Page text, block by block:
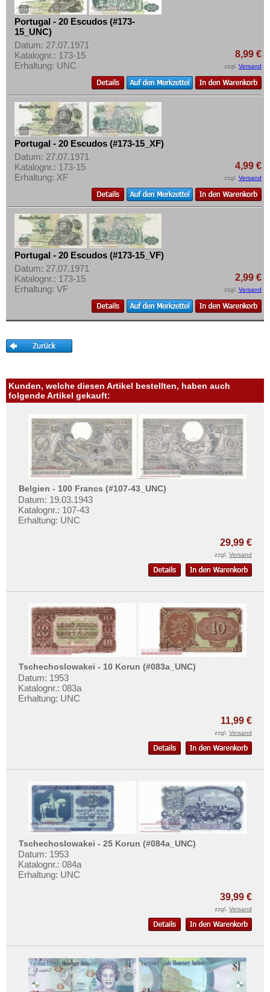
Portugal - 20 Escudos (#173-
15_UNC)
Datum: 27.07.1971
Katalognr.: 173-15
Erhaltung: UNC
8,99 €
zzgl. Versand
Portugal - 20 Escudos (#173-15_XF)
Datum: 27.07.1971
Katalognr.: 173-15
Erhaltung: XF
4,99 €
zzgl. Versand
Portugal - 20 Escudos (#173-15_VF)
Datum: 27.07.1971
Katalognr.: 173-15
Erhaltung: VF
2,99 €
zzgl. Versand
Kunden, welche diesen Artikel bestellten, haben auch
folgende Artikel gekauft:
Belgien - 100 Francs (#107-43_UNC)
Datum: 19.03.1943
Katalognr.: 107-43
Erhaltung: UNC
29,99 €
zzgl. Versand
Tschechoslowakei - 10 Korun (#083a_UNC)
Datum: 1953
Katalognr.: 083a
Erhaltung: UNC
11,99 €
zzgl. Versand
Tschechoslowakei - 25 Korun (#084a_UNC)
Datum: 1953
Katalognr.: 084a
Erhaltung: UNC
39,99 €
zzgl. Versand